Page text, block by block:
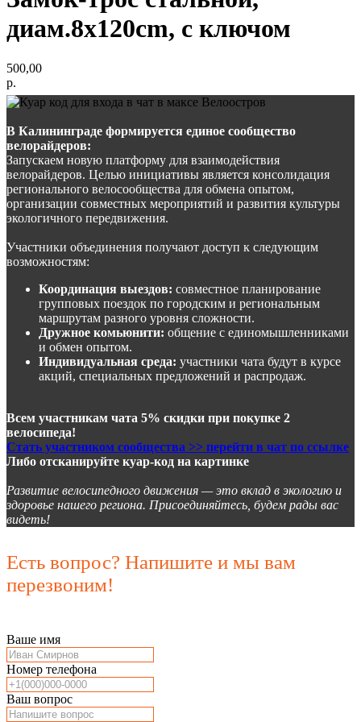
диам.8х120сm, с ключом
500,00
р.
В Калининграде формируется единое сообщество
велорайдеров:
Запускаем новую платформу для взаимодействия
велорайдеров. Целью инициативы является консолидация
регионального велосообщества для обмена опытом,
организации совместных мероприятий и развития культуры
экологичного передвижения.
Участники объединения получают доступ к следующим
возможностям:
Координация выездов: совместное планирование
групповых поездок по городским и региональным
маршрутам разного уровня сложности.
Дружное комьюнити: общение с единомышленниками
и обмен опытом.
Индивидуальная среда: участники чата будут в курсе
акций, специальных предложений и распродаж.
Всем участникам чата 5% скидки при покупке 2
велосипеда!
Стать участником сообщества >> перейти в чат по ссылке
Либо отсканируйте куар-код на картинке
Развитие велосипедного движения — это вклад в экологию и
здоровье нашего региона. Присоединяйтесь, будем рады вас
видеть!
Есть вопрос? Напишите и мы вам
перезвоним!
Ваше имя
Номер телефона
Ваш вопрос